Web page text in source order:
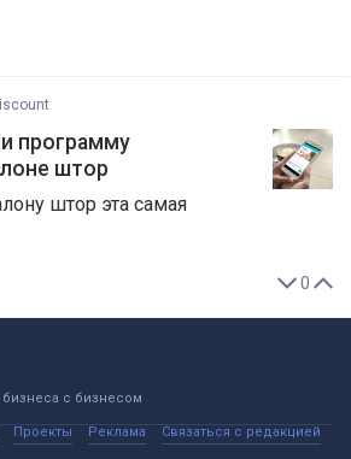
программу
штор
штор эта самая
0
с бизнесом
Проекты Реклама Связаться с редакцией